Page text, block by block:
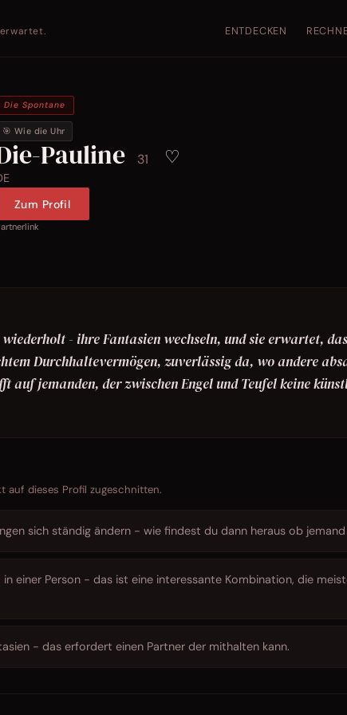
ENTDECKEN
Die Spontane
🎯 Wie die Uhr
Pauline 31 ♡
Zum Profil
- ihre Fantasien wechseln, und sie erwartet,
Durchhaltevermögen, zuverlässig da, wo andere
auf jemanden, der zwischen Engel und Teufel keine
auf dieses Profil zugeschnitten.
sich ständig ändern - wie findest du dann heraus ob
einer Person - das ist eine interessante Kombination, die
- das erfordert einen Partner der mithalten kann.